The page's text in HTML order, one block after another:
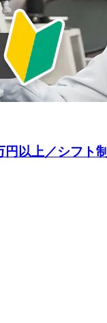
円以上／シフト制